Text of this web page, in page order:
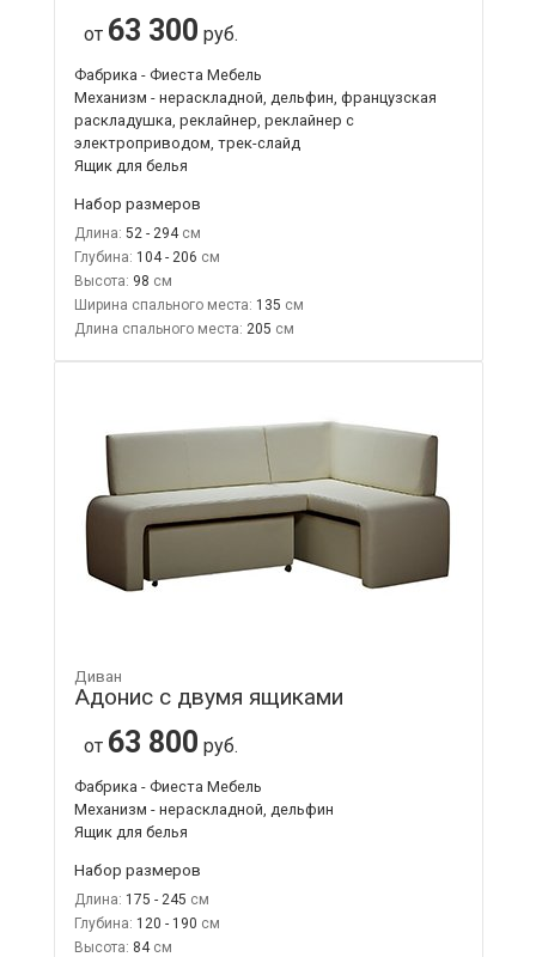
от 63 300 руб.
Фабрика - Фиеста Мебель
Механизм - нераскладной, дельфин, французская
раскладушка, реклайнер, реклайнер с
электроприводом, трек-слайд
Ящик для белья
Набор размеров
Длина: 52 - 294
Глубина: 104 - 206
Высота: 98
Ширина спального места: 135
Длина спального места: 205
Диван
Адонис с двумя ящиками
от 63 800 руб.
Фабрика - Фиеста Мебель
Механизм - нераскладной, дельфин
Ящик для белья
Набор размеров
Длина: 175 - 245
Глубина: 120 - 190
Высота: 84